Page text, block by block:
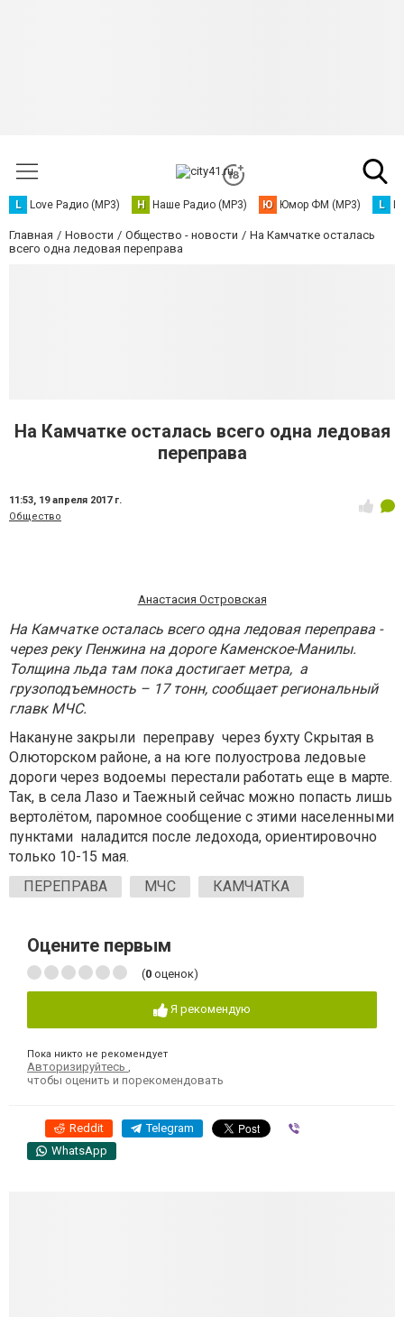
L Love Радио (MP3) Н Наше Радио (MP3) Ю Юмор ФМ (MP3) L
Главная Новости Общество - новости
На Камчатке осталась
всего одна ледовая переправа
На Камчатке осталась всего одна ледовая
переправа
11:53, 19 апреля 2017 г.
Общество
Анастасия Островская
На Камчатке осталась всего одна ледовая переправа -
через реку Пенжина на дороге Каменское-Манилы.
Толщина льда там пока достигает метра, а
грузоподъемность – 17 тонн, сообщает региональный
главк МЧС.
Накануне закрыли переправу через бухту Скрытая в
Олюторском районе, а на юге полуострова ледовые
дороги через водоемы перестали работать еще в марте.
Так, в села Лазо и Таежный сейчас можно попасть лишь
вертолётом, паромное сообщение с этими населенными
пунктами наладится после ледохода, ориентировочно
только 10-15 мая.
ПЕРЕПРАВА
МЧС КАМЧАТКА
Оцените первым
(0 оценок)
Я рекомендую
Пока никто не рекомендует
Авторизируйтесь
чтобы оценить и порекомендовать
Reddit Telegram
WhatsApp